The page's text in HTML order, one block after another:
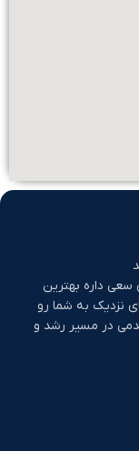
سعی داره بهترین
نزدیک به شما رو
در مسیر رشد و